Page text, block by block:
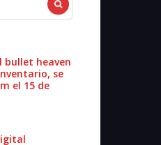
bullet heaven
se
el 15 de